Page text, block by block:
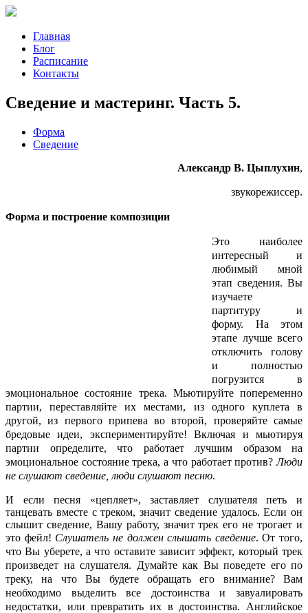
Главная
Блог
Расписание
Контакты
Сведение и мастеринг. Часть 5.
Форма
Сведение
Александр В. Цыплухин,
звукорежиссер.
Форма и построение композиции
Это наиболее
интересный и
любимый мной
этап сведения. Вы
изучаете
партитуру и
форму. На этом
этапе лучше всего
отключить голову
и полностью
погрузится в
эмоциональное состояние трека. Мьютируйте попеременно
партии, переставляйте их местами, из одного куплета в
другой, из первого припева во второй, проверяйте самые
бредовые идеи, экспериментируйте! Включая и мьютируя
партии определите, что работает лучшим образом на
эмоциональное состояние трека, а что работает против?Люди
не слушают сведение, люди слушают песню.
И если песня «цепляет», заставляет слушателя петь и
танцевать вместе с треком, значит сведение удалось. Если он
слышит сведение, Вашу работу, значит трек его не трогает и
это фейл! Слушатель не должен слышать сведение. От того,
что Вы уберете, а что оставите зависит эффект, который трек
произведет на слушателя. Думайте как Вы поведете его по
треку, на что Вы будете обращать его внимание? Вам
необходимо выделить все достоинства и завуалировать
недостатки, или превратить их в достоинства. Английское